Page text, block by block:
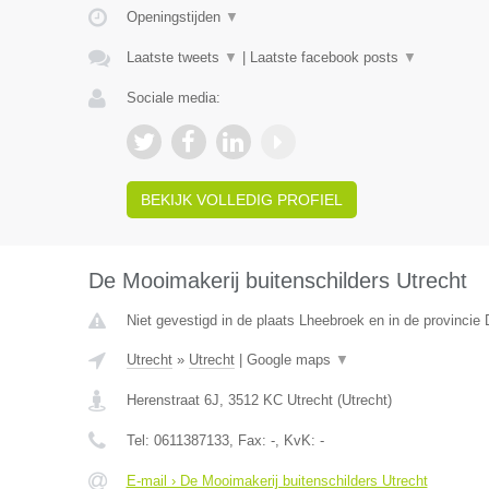
Openingstijden ▼
Laatste tweets ▼ Laatste facebook posts ▼
Sociale media:
BEKIJK VOLLEDIG PROFIEL
De Mooimakerij buitenschilders Utrecht
Niet gevestigd in de plaats Lheebroek en in de provincie
Utrecht» Utrecht| Google maps ▼
Herenstraat 6J, 3512 KC Utrecht(Utrecht)
Tel: 0611387133, Fax: -, KvK: -
E-mail › De Mooimakerij buitenschilders Utrecht